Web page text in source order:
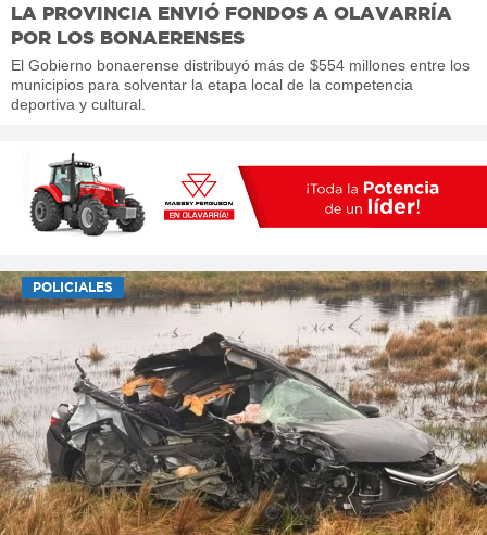
LA PROVINCIA ENVIÓ FONDOS A OLAVARRÍA
POR LOS BONAERENSES
El Gobierno bonaerense distribuyó más de $554 millones entre los
municipios para solventar la etapa local de la competencia
deportiva y cultural.
POLICIALES